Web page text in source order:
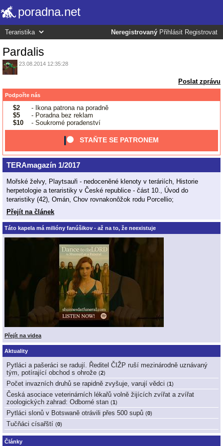
poradna.net
Neregistrovaný Přihlásit Registrovat
Pardalis
23.08.2014 12:35:28
Poslat zprávu
Podpořte nás
$2
- Ikona patrona na poradně
$5
- Poradna bez reklam
$10
- Soukromé poradenství
STAŇTE SE PATRONEM
TERAmagazín 1/2017
Mořské želvy, Playtsauři - nedoceněné klenoty v teráriích, Historie
herpetologie a teraristiky v České republice - část 10., Úvod do
teraristiky (42), Omán, Chov rovnakonôžok rodu Porcellio;
Přejít na článek
Táto kapela má milióny fanúšikov - až na to, že neexistuje
Přejít na videa
Aktuality
Pytláci a pašeráci se radují. Ředitel ČIŽP ruší mezinárodně uznávaný
tým, potírající obchod s ohrože (2)
Počet invazních druhů se rapidně zvyšuje, varují vědci (1)
Česká asociace veterinárních lékařů volně žijících zvířat a zvířat
zoologických zahrad: Odborné stan (1)
Pytláci slonů v Botswaně otrávili přes 500 supů (0)
Tučňáci císařští (0)
Články